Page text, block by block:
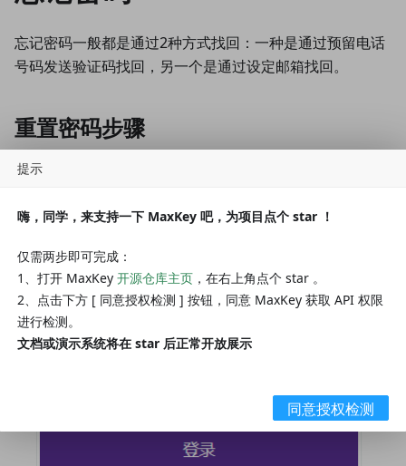
忘记密码一般都是通过2种方式找回：一种是通过预留电话
号码发送验证码找回，另一个是通过设定邮箱找回。
重置密码步骤
主要步骤如下：
1、在登录界面点击“忘记密码”
提示
嗨，同学，来支持一下 MaxKey 吧，为项目点个 star ！
仅需两步即可完成：
1、打开 MaxKey 开源仓库主页 ，在右上角点个 star 。
2、点击下方 [ 同意授权检测 ] 按钮，同意 MaxKey 获取 API 权限
进行检测。
文档或演示系统将在 star 后正常开放展示
同意授权检测